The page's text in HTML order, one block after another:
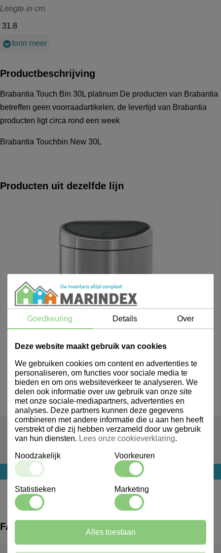
Lengte in cm
31.8
toon meer
Productbeschrijving
Brabantia Touch Bin 30L platinum De producten van Brabantia
betreffen geen voorraadartikelen, de levertijd van Brabantia
producten ligt circa rond een week
Brabantia Touchbin New 30L
Producten uit dezelfde lijn
803052
Brabantia Touch Bin New Recycle 10L+23L
Login voor prijs
FAQ
Goedkeuring Details Over
Deze website maakt gebruik van cookies
We gebruiken cookies om content en advertenties te
personaliseren, om functies voor sociale media te
bieden en om ons websiteverkeer te analyseren. We
delen ook informatie over uw gebruik van onze site
met onze sociale-mediapartners, advertenties en
analyses. Deze partners kunnen deze gegevens
combineren met andere informatie die u aan hen heeft
verstrekt of die zij hebben verzameld door uw gebruik
van hun diensten. Lees onze cookieverklaring.
Noodzakelijk Voorkeuren
Statistieken Marketing
Alles toestaan